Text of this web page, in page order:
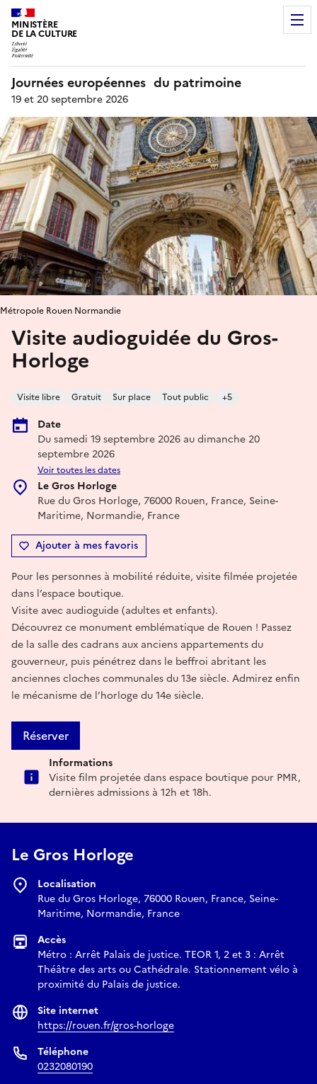
MINISTÈRE
DE LA CULTURE
Journées européennes du patrimoine
19 et 20 septembre 2026
Visite audioguidée du Gros-
Horloge
Visite libre Gratuit Sur place Tout public +5
Date
Du samedi 19 septembre 2026 au dimanche 20
septembre 2026
Voir toutes les dates
Le Gros Horloge
Rue du Gros Horloge, 76000 Rouen, France, Seine-
Maritime, Normandie, France
Ajouter à mes favoris
Métropole Rouen Normandie
Pour les personnes à mobilité réduite, visite filmée projetée
dans l’espace boutique.
Visite avec audioguide (adultes et enfants).
Découvrez ce monument emblématique de Rouen ! Passez
de la salle des cadrans aux anciens appartements du
gouverneur, puis pénétrez dans le beffroi abritant les
anciennes cloches communales du 13e siècle. Admirez enfin
le mécanisme de l’horloge du 14e siècle.
Réserver
Informations
Visite film projetée dans espace boutique pour PMR,
dernières admissions à 12h et 18h.
Le Gros Horloge
Localisation
Rue du Gros Horloge, 76000 Rouen, France, Seine-
Maritime, Normandie, France
Accès
Métro : Arrêt Palais de justice. TEOR 1, 2 et 3 : Arrêt
Théâtre des arts ou Cathédrale. Stationnement vélo à
proximité du Palais de justice.
Site internet
https://rouen.fr/gros-horloge
Téléphone
0232080190